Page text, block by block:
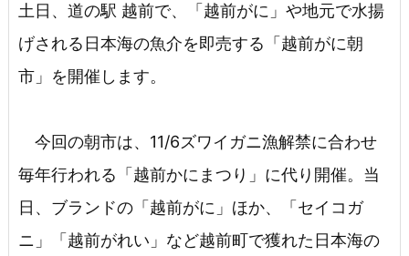
土日、道の駅 越前で、「越前がに」や地元で水揚
げされる日本海の魚介を即売する「越前がに朝
市」を開催します。
今回の朝市は、11/6ズワイガニ漁解禁に合わせ
毎年行われる「越前かにまつり」に代り開催。当
日、ブランドの「越前がに」ほか、「セイコガ
ニ」「越前がれい」など越前町で獲れた日本海の